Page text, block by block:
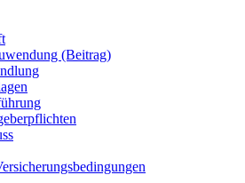
(Beitrag)